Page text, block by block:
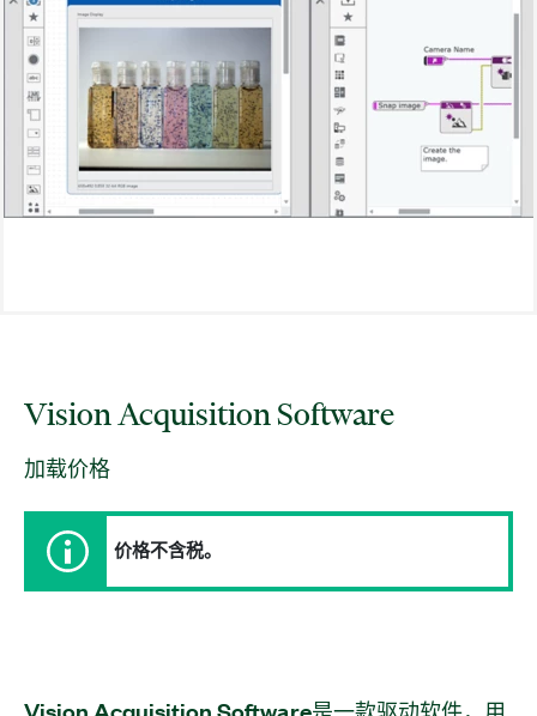
Vision Acquisition Software
加载价格
价格不含税。